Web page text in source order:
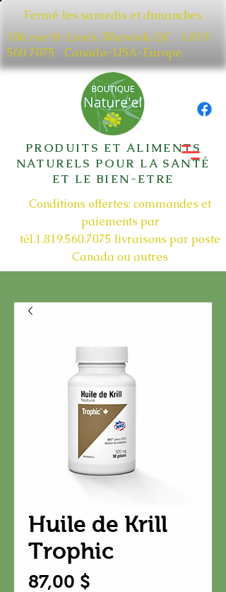
Fermé les samedis et dimanches
186 rue St-Louis, Warwick, QC​ 1.819
560 7075
Canada-USA-Europe
PRODUITS ET ALIMENTS
NATURELS POUR LA SANTÉ
ET LE BIEN-ETRE
Conditions offertes: commandes et
paiements par
tél.1.819.560.7075 livraisons par poste
Canada ou autres
Huile de Krill
Trophic
87,00 $